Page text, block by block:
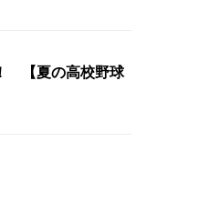
【夏の高校野球